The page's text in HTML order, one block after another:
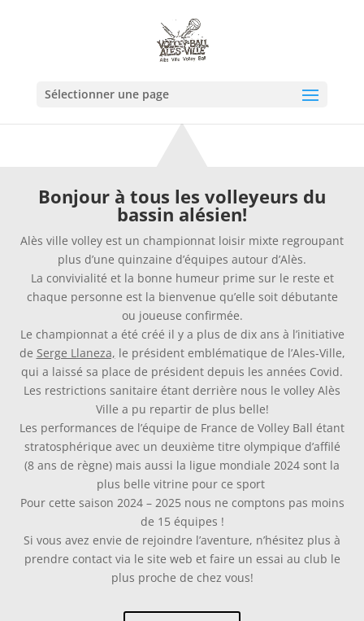
Sélectionner une page
Bonjour à tous les volleyeurs du
bassin alésien!
Alès ville volley est un championnat loisir mixte regroupant
plus d’une quinzaine d’équipes autour d’Alès.
La convivialité et la bonne humeur prime sur le reste et
chaque personne est la bienvenue qu’elle soit débutante
ou joueuse confirmée.
Le championnat a été créé il y a plus de dix ans à l’initiative
de Serge Llaneza, le président emblématique de l’Ales-Ville,
qui a laissé sa place de président depuis les années Covid.
Les restrictions sanitaire étant derrière nous le volley Alès
Ville a pu repartir de plus belle!
Les performances de l’équipe de France de Volley Ball étant
stratosphérique avec un deuxième titre olympique d’affilé
(8 ans de règne) mais aussi la ligue mondiale 2024 sont la
plus belle vitrine pour ce sport
Pour cette saison 2024 – 2025 nous ne comptons pas moins
de 15 équipes !
Si vous avez envie de rejoindre l’aventure, n’hésitez plus à
prendre contact via le site web et faire un essai au club le
plus proche de chez vous!